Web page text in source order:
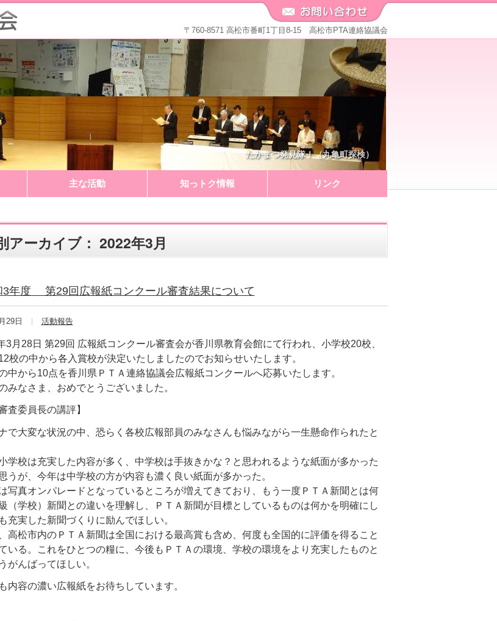
〒760-8571 高松市番町1丁目8-15 高松市PTA連絡協議会
たかまつ発見隊！（丸亀町探検）
主な活動 知っトク情報 リンク
アーカイブ： 2022年3月
3年度 第29回広報紙コンクール審査結果について
29日 活動報告
3月28日 第29回 広報紙コンクール審査会が香川県教育会館にて行われ、小学校20校、
校の中から各入賞校が決定いたしましたのでお知らせいたします。
中から10点を香川県ＰＴＡ連絡協議会広報紙コンクールへ応募いたします。
みなさま、おめでとうございました。
査委員長の講評】
で大変な状況の中、恐らく各校広報部員のみなさんも悩みながら一生懸命作られたと
学校は充実した内容が多く、中学校は手抜きかな？と思われるような紙面が多かった
うが、今年は中学校の方が内容も濃く良い紙面が多かった。
写真オンパレードとなっているところが増えてきており、もう一度ＰＴＡ新聞とは何
（学校）新聞との違いを理解し、ＰＴＡ新聞が目標としているものは何かを明確にし
充実した新聞づくりに励んでほしい。
高松市内のＰＴＡ新聞は全国における最高賞も含め、何度も全国的に評価を得ること
いる。これをひとつの糧に、今後もＰＴＡの環境、学校の環境をより充実したものと
がんばってほしい。
内容の濃い広報紙をお待ちしています。